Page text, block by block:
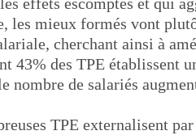
les mieux formés vont
cherchant ainsi à
43% des TPE établissent
nombre de salariés
TPE externalisent